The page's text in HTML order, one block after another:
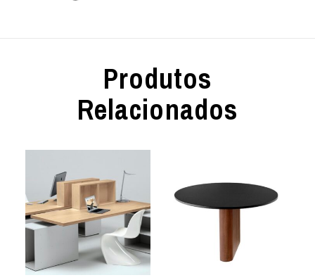
Produtos
Relacionados